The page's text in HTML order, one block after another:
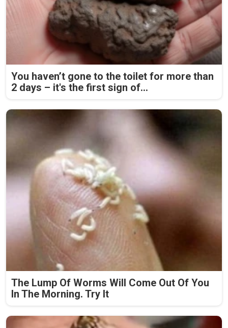
You haven’t gone to the toilet for more than
2 days – it's the first sign of...
The Lump Of Worms Will Come Out Of You
In The Morning. Try It